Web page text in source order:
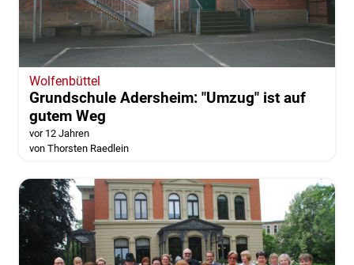
Wolfenbüttel
Grundschule Adersheim: "Umzug" ist auf
gutem Weg
vor 12 Jahren
von Thorsten Raedlein